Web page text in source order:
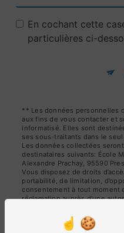
En cochant cette
particulières ci-
** Les données personnelles
aux fins de vous contacter et
informatisé. Elles sont
ses sous-traitants dans le
Les données collectées
destinataires suivants: École
Alexandre Prachay, 95590
Vous disposez de droits
portabilité, de limitation,
consentement à tout moment
réclamation auprès d’une
d’organiser le sort de vos
exercer ces droits par voie
Prachay, 95590 Presles ou